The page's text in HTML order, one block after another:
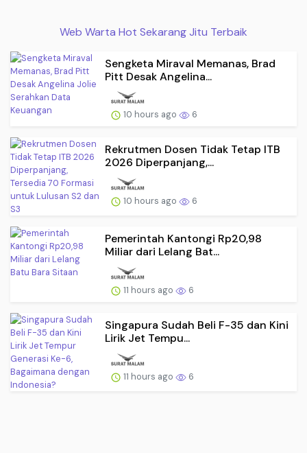
Web Warta Hot Sekarang Jitu Terbaik
Sengketa Miraval Memanas, Brad
Pitt Desak Angelina...
10 hours ago 6
Rekrutmen Dosen Tidak Tetap ITB
2026 Diperpanjang,...
10 hours ago 6
Pemerintah Kantongi Rp20,98
Miliar dari Lelang Bat...
11 hours ago 6
Singapura Sudah Beli F-35 dan Kini
Lirik Jet Tempu...
11 hours ago 6